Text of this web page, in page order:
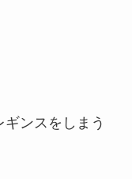
ンスをしまう